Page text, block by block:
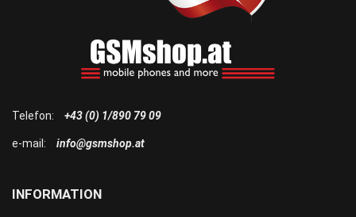
INFORMATION
Telefon: +43 (0) 1/890 79 09
e-mail: info@gsmshop.at